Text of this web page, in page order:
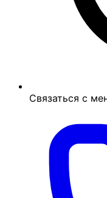
Связаться с